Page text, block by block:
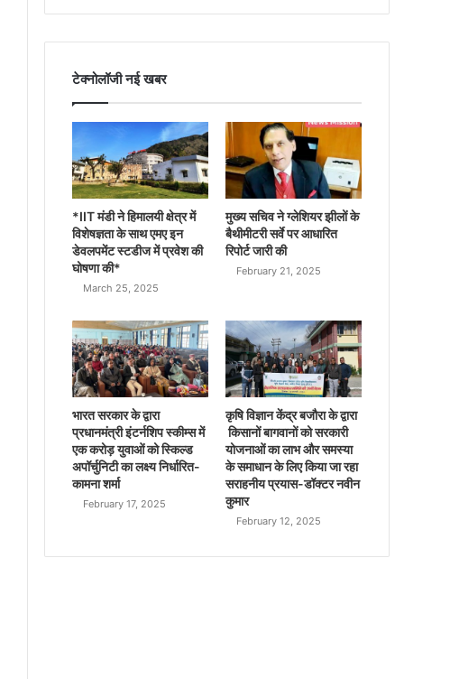
टेक्नोलॉजी नई खबर
*IIT मंडी ने हिमालयी क्षेत्र में
विशेषज्ञता के साथ एमए इन
डेवलपमेंट स्टडीज में प्रवेश की
घोषणा की*
March 25, 2025
मुख्य सचिव ने ग्लेशियर झीलों के
बैथीमीटरी सर्वे पर आधारित
रिपोर्ट जारी की
February 21, 2025
भारत सरकार के द्वारा
प्रधानमंत्री इंटर्नशिप स्कीम्स में
एक करोड़ युवाओं को स्किल्ड
अपॉर्चुनिटी का लक्ष्य निर्धारित-
कामना शर्मा
February 17, 2025
कृषि विज्ञान केंद्र बजौरा के द्वारा
किसानों बागवानों को सरकारी
योजनाओं का लाभ और समस्या
के समाधान के लिए किया जा रहा
सराहनीय प्रयास-डॉक्टर नवीन
कुमार
February 12, 2025